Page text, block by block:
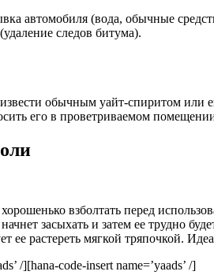
автомобиля (вода, обычные
следов битума).
обычным уайт-спиритом или
его в проветриваемом
взболтать перед
засыхать и затем ее трудно
ее растереть мягкой тряпочкой.
/][hana-code-insert name=’yaads’ /]